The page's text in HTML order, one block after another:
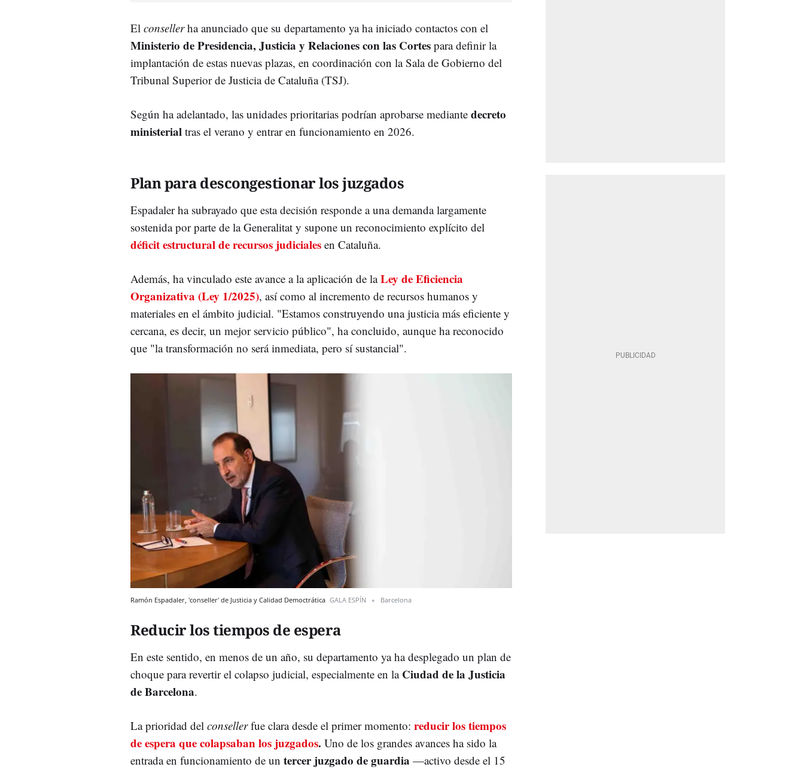
El consellerha anunciado que su departamento ya ha iniciado contactos con el
Ministerio de Presidencia, Justicia y Relaciones con las Cortes para definir la
implantación de estas nuevas plazas, en coordinación con la Sala de Gobierno del
Tribunal Superior de Justicia de Cataluña (TSJ).
Según ha adelantado, las unidades prioritarias podrían aprobarse mediante decreto
ministerial tras el verano y entrar en funcionamiento en 2026.
Plan para descongestionar los juzgados
Espadaler ha subrayado que esta decisión responde a una demanda largamente
sostenida por parte de la Generalitat y supone un reconocimiento explícito del
déficit estructural de recursos judiciales en Cataluña.
Además, ha vinculado este avance a la aplicación de laLey de Eficiencia
Organizativa (Ley 1/2025), así como al incremento de recursos humanos y
materiales en el ámbito judicial. "Estamos construyendo una justicia más eficiente y
cercana, es decir, un mejor servicio público", ha concluido, aunque ha reconocido
que "la transformación no será inmediata, pero sí sustancial".
Ramón Espadaler, 'conseller' de Justicia y Calidad Democtrática GALA ESPÍN Barcelona
Reducir los tiempos de espera
En este sentido, en menos de un año, su departamento ya ha desplegado un plan de
choque para revertir el colapso judicial, especialmente en la Ciudad de la Justicia
de Barcelona.
La prioridad del conseller fue clara desde el primer momento: reducir los tiempos
de espera que colapsaban los juzgados. Uno de los grandes avances ha sido la
entrada en funcionamiento de un tercer juzgado de guardia —activo desde el 15